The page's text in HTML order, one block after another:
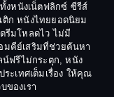
1973
1971
1969
1964
ทั้งหนังเน็ตฟลิกซ์ ซีรีส์
ติก หนังไทยยอดนิยม
รีมโหลดไว ไม่มี
คีย์เสริมที่ช่วยค้นหา
น์ฟรีไม่กระตุก, หนัง
ะเทศเต็มเรื่อง ให้คุณ
ของเรา